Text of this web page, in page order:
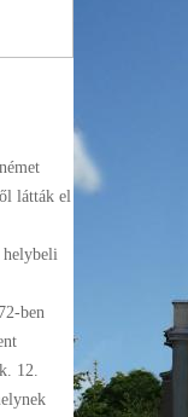
látták el
helybeli
ben
12.